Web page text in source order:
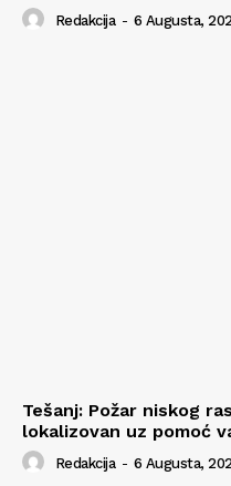
Redakcija - 6 Augusta,
Tešanj: Požar niskog
lokalizovan uz pomoć
Redakcija - 6 Augusta,